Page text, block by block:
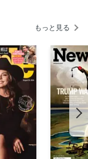
もっと見る